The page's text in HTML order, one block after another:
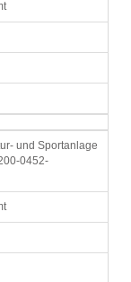
und Sportanlage
0452-